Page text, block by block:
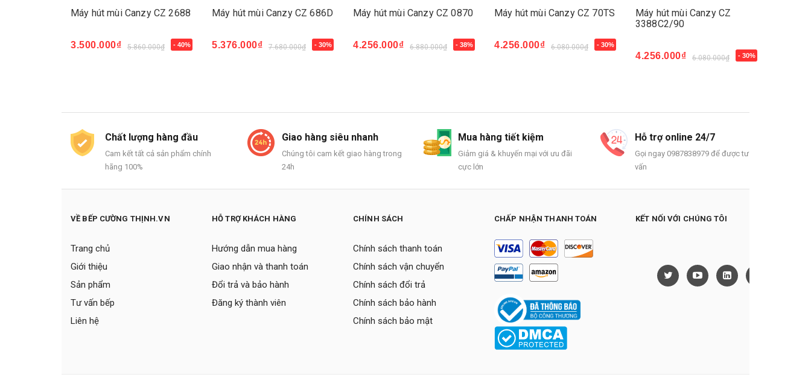
Máy hút mùi Canzy CZ 2688
3.500.000₫ 5.860.000₫ - 40%
Mua ngay
Máy hút mùi Canzy CZ 686D
5.376.000₫ 7.680.000₫ - 30%
Mua ngay
Máy hút mùi Canzy CZ 0870
4.256.000₫ 6.880.000₫ - 38%
Mua ngay
Máy hút mùi Canzy CZ 70TS
4.256.000₫ 6.080.000₫ - 30%
Mua ngay
Máy hút mùi Canzy CZ
3388C2/90
4.256.000₫ 6.080.000₫ - 30%
Mua ngay
Chất lượng hàng đầu
Cam kết tất cả sản phẩm chính
hãng 100%
Giao hàng siêu nhanh
Chúng tôi cam kết giao hàng trong
24h
Mua hàng tiết kiệm
Giảm giá & khuyến mại với ưu đãi
cực lớn
Hỗ trợ online 24/7
Gọi ngay 0987838979 để được tư
vấn
VỀ BẾP CƯỜNG THỊNH.VN
Trang chủ
Giới thiệu
Sản phẩm
Tư vấn bếp
Liên hệ
HỖ TRỢ KHÁCH HÀNG
Hướng dẫn mua hàng
Giao nhận và thanh toán
Đổi trả và bảo hành
Đăng ký thành viên
CHÍNH SÁCH
Chính sách thanh toán
Chính sách vận chuyển
Chính sách đổi trả
Chính sách bảo hành
Chính sách bảo mật
CHẤP NHẬN THANH TOÁN KẾT NỐI VỚI CHÚNG TÔI